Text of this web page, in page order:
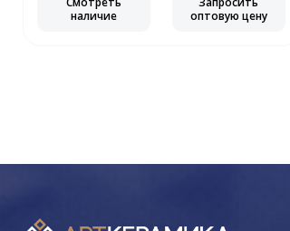
наличие
оптовую цену